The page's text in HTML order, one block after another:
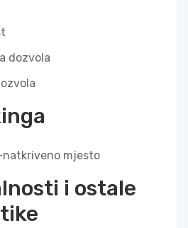
dozvola
natkriveno mjesto
i ostale